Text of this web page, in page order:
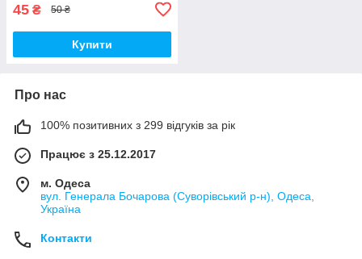
45 ₴ 50 ₴
Купити
Про нас
100% позитивних з 299 відгуків за рік
Працює з 25.12.2017
м. Одеса
вул. Генерала Бочарова (Суворівський р-н), Одеса,
Україна
Контакти